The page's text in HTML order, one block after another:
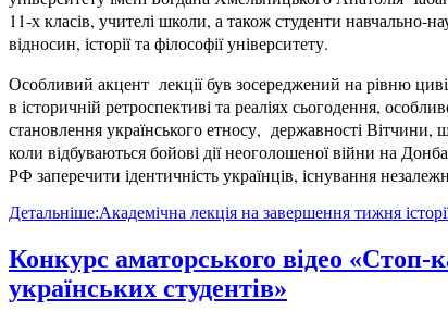
11-х класів, учителі школи, а також студенти навчально-
відносин, історії та філософії університету.
Особливий акцент лекції був зосереджений на рівню
в історичній ретроспективі та реаліях сьогодення,
становлення українського етносу, державності
коли відбуваються бойові дії неоголошеної війни на
РФ заперечити ідентичність українців, існування
Детальніше:Академічна лекція на завершення тижня
Конкурс аматорського відео
українських студентів»